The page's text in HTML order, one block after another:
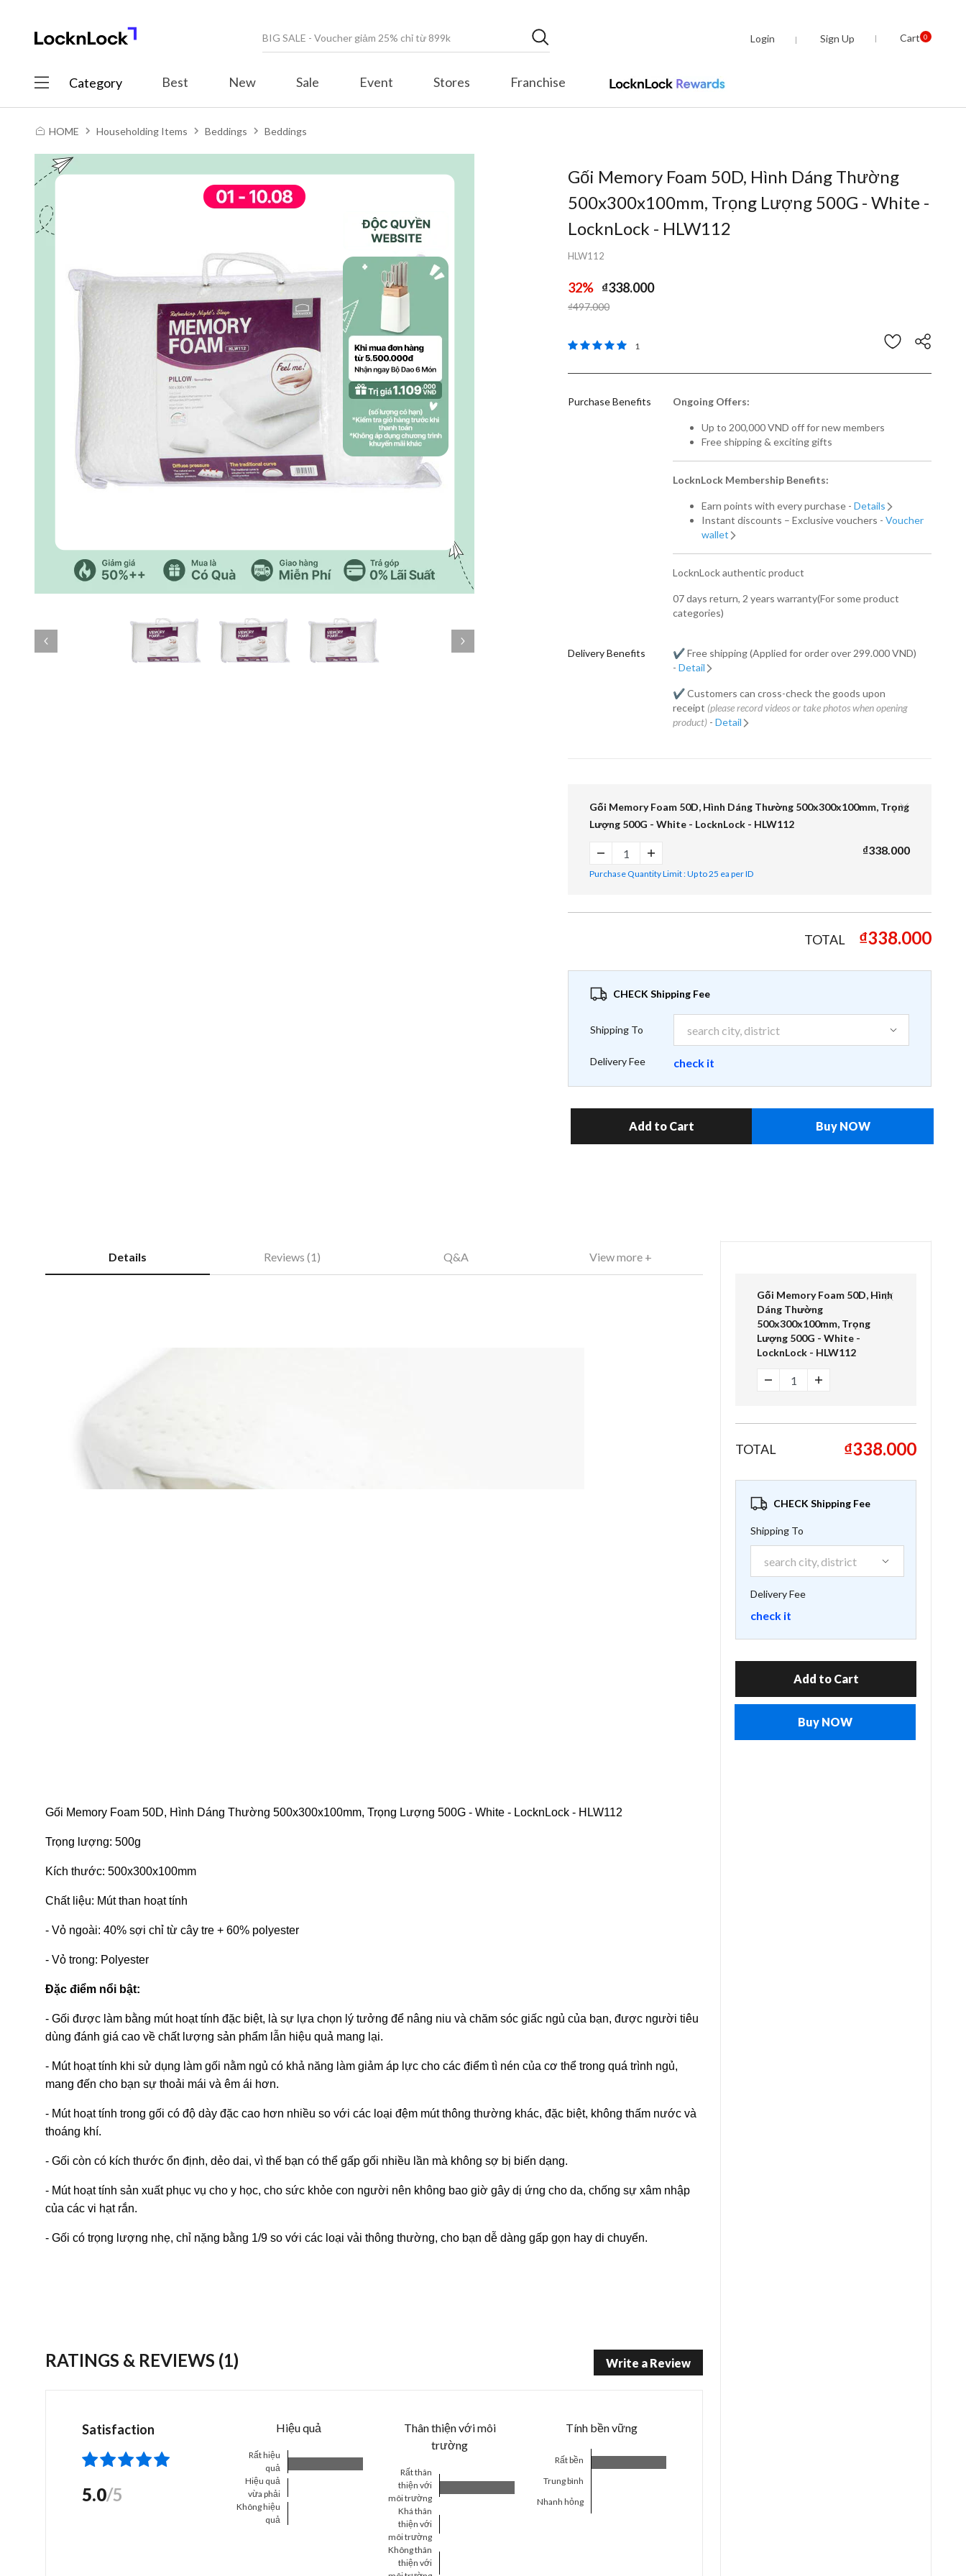
Login Sign Up Cart 0
Category Best New Sale Event Stores Franchise
HOME Householding Items Beddings Beddings
Previous Next
Gối Memory Foam 50D, Hình Dáng Thường
500x300x100mm, Trọng Lượng 500G - White -
LocknLock - HLW112
HLW112
32% ₫338.000
Price reduced from
₫497.000to
5 out of 5 Customer Rating
1
Purchase Benefits Ongoing Offers:
Up to 200,000 VND off for new members
Free shipping & exciting gifts
LocknLock Membership Benefits:
Earn points with every purchase - Details
Instant discounts – Exclusive vouchers - Voucher
wallet
LocknLock authentic product
07 days return, 2 years warranty(For some product
categories)
Delivery Benefits
✔️ Free shipping (Applied for order over 299.000 VND)
- Detail
✔️ Customers can cross-check the goods upon
receipt (please record videos or take photos when opening
product) - Detail
Gối Memory Foam 50D, Hình Dáng Thường 500x300x100mm, Trọng
Lượng 500G - White - LocknLock - HLW112
₫338.000
Purchase Quantity Limit : Up to 25 ea per ID
TOTAL ₫338.000
CHECK Shipping Fee
Shipping To
Delivery Fee check it
Add to Cart Buy NOW
Details Reviews (1) Q&A View more +
Gối Memory Foam 50D, Hình Dáng Thường 500x300x100mm, Trọng Lượng 500G - White - LocknLock - HLW112
Trọng lượng: 500g
Kích thước: 500x300x100mm
Chất liệu: Mút than hoạt tính
- Vỏ ngoài: 40% sợi chỉ từ cây tre + 60% polyester
- Vỏ trong: Polyester
Đặc điểm nổi bật:
- Gối được làm bằng mút hoạt tính đặc biệt, là sự lựa chọn lý tưởng để nâng niu và chăm sóc giấc ngủ của bạn, được người tiêu
dùng đánh giá cao về chất lượng sản phẩm lẫn hiệu quả mang lại.
- Mút hoạt tính khi sử dụng làm gối nằm ngủ có khả năng làm giảm áp lực cho các điểm tì nén của cơ thể trong quá trình ngủ,
mang đến cho bạn sự thoải mái và êm ái hơn.
- Mút hoạt tính trong gối có độ dày đặc cao hơn nhiều so với các loại đệm mút thông thường khác, đặc biệt, không thấm nước và
thoáng khí.
- Gối còn có kích thước ổn định, dẻo dai, vì thế bạn có thể gấp gối nhiều lần mà không sợ bị biến dạng.
- Mút hoạt tính sản xuất phục vụ cho y học, cho sức khỏe con người nên không bao giờ gây dị ứng cho da, chống sự xâm nhập
của các vi hạt rắn.
- Gối có trọng lượng nhẹ, chỉ nặng bằng 1/9 so với các loại vải thông thường, cho bạn dễ dàng gấp gọn hay di chuyển.
RATINGS & REVIEWS (1) Write a Review
Satisfaction
5.0/5
Hiệu quả
Rất hiệu
quả
Hiệu quả
vừa phải
Không hiệu
quả
Thân thiện với môi
trường
Rất thân
thiện với
môi trường
Khá thân
thiện với
môi trường
Không thân
thiện với
Tính bền vững
Rất bền
Trung bình
Nhanh hỏng
Gối Memory Foam 50D, Hình
Dáng Thường
500x300x100mm, Trọng
Lượng 500G - White -
LocknLock - HLW112
TOTAL ₫338.000
CHECK Shipping Fee
Shipping To
Delivery Fee
check it
Add to Cart
Buy NOW